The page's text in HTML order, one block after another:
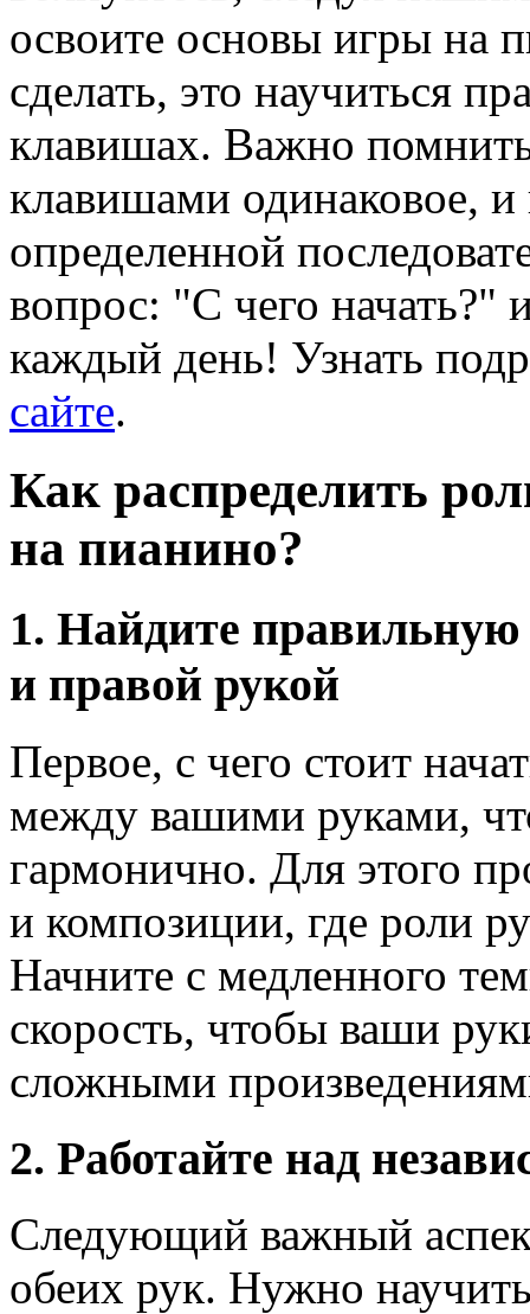
освоите основы игры на
сделать, это научиться
клавишах. Важно
клавишами одинаковое, и
определенной
вопрос: "С чего начать?"
каждый день! Узнать
сайте.
Как распределить
на пианино?
1. Найдите
и правой рукой
Первое, с чего стоит
между вашими руками,
гармонично. Для этого
и композиции, где роли
Начните с медленного
скорость, чтобы ваши
сложными
2. Работайте над
Следующий важный
обеих рук. Нужно